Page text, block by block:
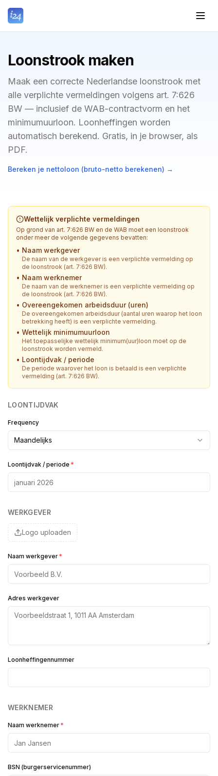
Loonstrook maken
Maak een correcte Nederlandse loonstrook met
alle verplichte vermeldingen volgens art. 7:626
BW — inclusief de WAB-contractvorm en het
minimumuurloon. Loonheffingen worden
automatisch berekend. Gratis, in je browser, als
PDF.
Bereken je nettoloon (bruto-netto berekenen) →
Wettelijk verplichte vermeldingen
Op grond van art. 7:626 BW en de WAB moet een loonstrook
onder meer de volgende gegevens bevatten:
• Naam werkgever
De naam van de werkgever is een verplichte vermelding op
de loonstrook (art. 7:626 BW).
• Naam werknemer
De naam van de werknemer is een verplichte vermelding op
de loonstrook (art. 7:626 BW).
• Overeengekomen arbeidsduur (uren)
De overeengekomen arbeidsduur (aantal uren waarop het loon
betrekking heeft) is een verplichte vermelding.
• Wettelijk minimumuurloon
Het toepasselijke wettelijk minimum(uur)loon moet op de
loonstrook worden vermeld.
• Loontijdvak / periode
De periode waarover het loon is betaald is een verplichte
vermelding (art. 7:626 BW).
LOONTIJDVAK
Frequency
Maandelijks
Loontijdvak / periode *
WERKGEVER
Logo uploaden
Naam werkgever *
Adres werkgever
Loonheffingennummer
WERKNEMER
Naam werknemer *
BSN (burgerservicenummer)